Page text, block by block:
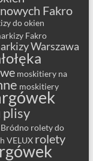
Fakro
do okien
Fakro
Warszawa
moskitiery na
moskitiery
plisy
rolety do
VELUX rolety